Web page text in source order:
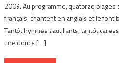
2009. Au programme, quatorze
français, chantent en anglais et le font
Tantôt hymnes sautillants, tantôt
une douce […]